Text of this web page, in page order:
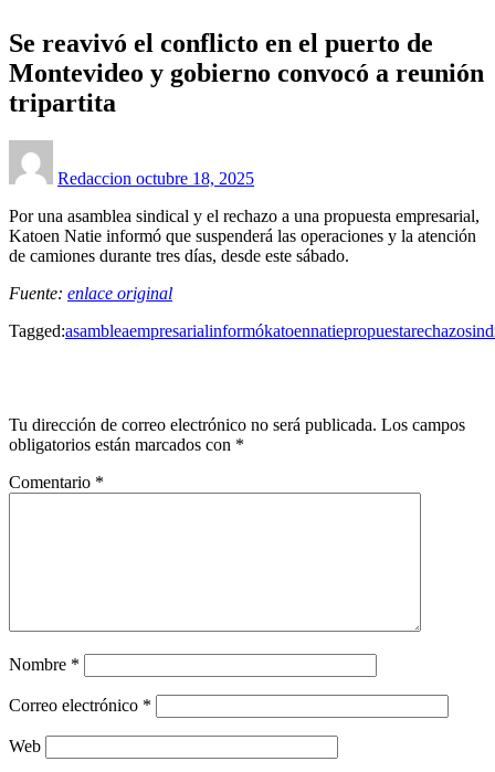
Se reavivó el conflicto en el puerto de
Montevideo y gobierno convocó a reunión
tripartita
Redaccion octubre 18, 2025
Por una asamblea sindical y el rechazo a una propuesta empresarial,
Katoen Natie informó que suspenderá las operaciones y la atención
de camiones durante tres días, desde este sábado.
Fuente: enlace original
Tagged:asambleaempresarialinformókatoennatiepropuestarechazo
Tu dirección de correo electrónico no será publicada. Los campos
obligatorios están marcados con *
Comentario *
Nombre *
Correo electrónico *
Web